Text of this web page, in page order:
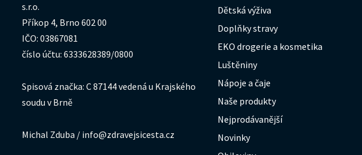
s.r.o.
Příkop 4, Brno 602 00
IČO: 03867081
číslo účtu: 6333628389/0800
Spisová značka: C 87144 vedená u Krajského
soudu v Brně
Michal Zduba / info@zdravejsicesta.cz
Dětská výživa
Doplňky stravy
EKO drogerie a kosmetika
Luštěniny
Nápoje a čaje
Naše produkty
Nejprodávanější
Novinky